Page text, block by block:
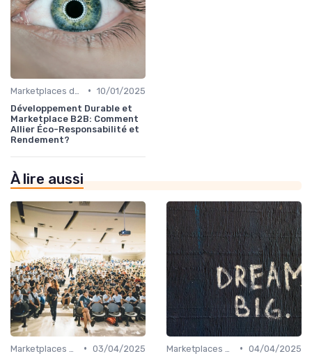
• 10/01/2025
Développement Durable et
Marketplace B2B: Comment
Allier Éco-Responsabilité et
Rendement?
À lire aussi
• 03/04/2025
• 04/04/2025